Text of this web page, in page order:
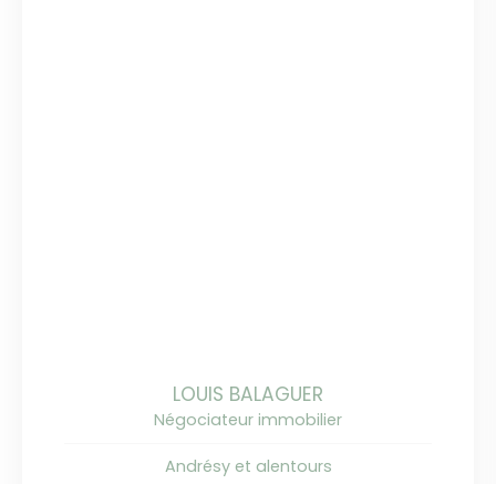
LOUIS BALAGUER
Négociateur immobilier
Andrésy et alentours